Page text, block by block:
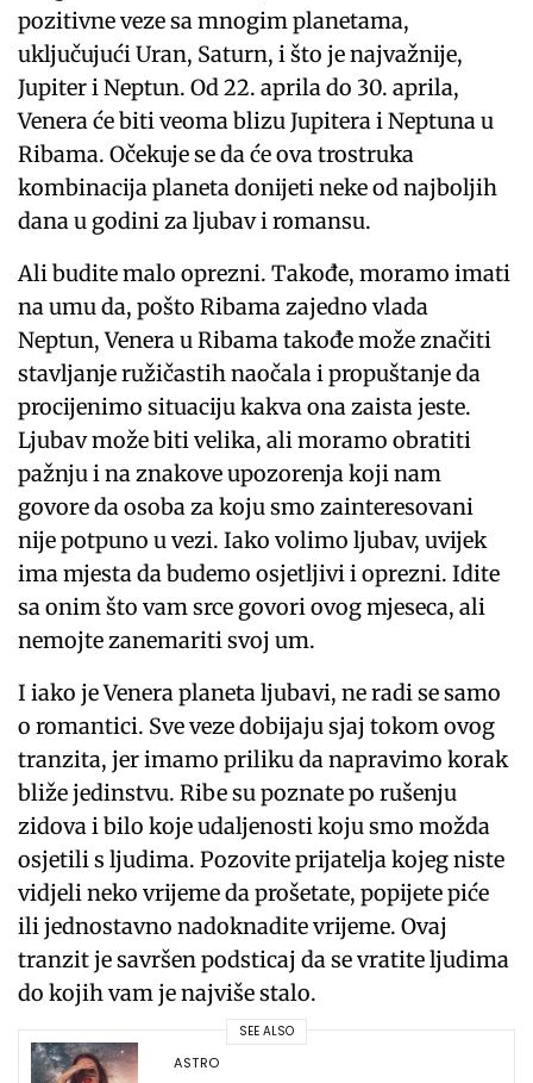
pozitivne veze sa mnogim planetama,
uključujući Uran, Saturn, i što je najvažnije,
Jupiter i Neptun. Od 22. aprila do 30. aprila,
Venera će biti veoma blizu Jupitera i Neptuna u
Ribama. Očekuje se da će ova trostruka
kombinacija planeta donijeti neke od najboljih
dana u godini za ljubav i romansu.
Ali budite malo oprezni. Takođe, moramo imati
na umu da, pošto Ribama zajedno vlada
Neptun, Venera u Ribama takođe može značiti
stavljanje ružičastih naočala i propuštanje da
procijenimo situaciju kakva ona zaista jeste.
Ljubav može biti velika, ali moramo obratiti
pažnju i na znakove upozorenja koji nam
govore da osoba za koju smo zainteresovani
nije potpuno u vezi. Iako volimo ljubav, uvijek
ima mjesta da budemo osjetljivi i oprezni. Idite
sa onim što vam srce govori ovog mjeseca, ali
nemojte zanemariti svoj um.
I iako je Venera planeta ljubavi, ne radi se samo
o romantici. Sve veze dobijaju sjaj tokom ovog
tranzita, jer imamo priliku da napravimo korak
bliže jedinstvu. Ribe su poznate po rušenju
zidova i bilo koje udaljenosti koju smo možda
osjetili s ljudima. Pozovite prijatelja kojeg niste
vidjeli neko vrijeme da prošetate, popijete piće
ili jednostavno nadoknadite vrijeme. Ovaj
tranzit je savršen podsticaj da se vratite ljudima
do kojih vam je najviše stalo.
SEE ALSO
ASTRO